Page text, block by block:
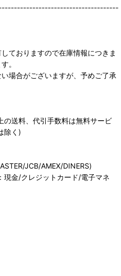
ておりますので在庫情報につきま
。
場合がございますが、予めご了承
送料、代引手数料は無料サービ
除く)
JCB/AMEX/DINERS)
現金/クレジットカード/電子マネ